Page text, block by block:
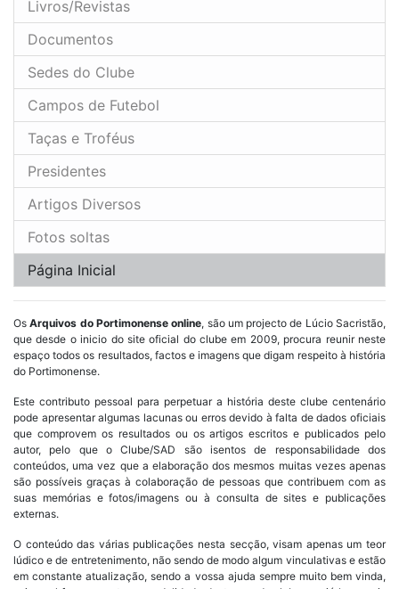
Livros/Revistas
Documentos
Sedes do Clube
Campos de Futebol
Taças e Troféus
Presidentes
Artigos Diversos
Fotos soltas
Página Inicial
OsArquivos do Portimonense online, são um projecto de Lúcio Sacristão,
que desde o inicio do site oficial do clube em 2009, procura reunir neste
espaço todos os resultados, factos e imagens que digam respeito à história
do Portimonense.
Este contributo pessoal para perpetuar a história deste clube centenário
pode apresentar algumas lacunas ou erros devido à falta de dados oficiais
que comprovem os resultados ou os artigos escritos e publicados pelo
autor, pelo que o Clube/SAD são isentos de responsabilidade dos
conteúdos, uma vez que a elaboração dos mesmos muitas vezes apenas
são possíveis graças à colaboração de pessoas que contribuem com as
suas memórias e fotos/imagens ou à consulta de sites e publicações
externas.
O conteúdo das várias publicações nesta secção, visam apenas um teor
lúdico e de entretenimento, não sendo de modo algum vinculativas e estão
em constante atualização, sendo a vossa ajuda sempre muito bem vinda,